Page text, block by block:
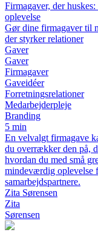
Firmagaver, der
oplevelse
Gør dine firmagaver til
der styrker relationer
Gaver
Gaver
Firmagaver
Gaveidéer
Forretningsrelationer
Medarbejderpleje
Branding
5 min
En velvalgt firmagave
du overrækker den på,
hvordan du med små
mindeværdig oplevelse
samarbejdspartnere.
Zita Sørensen
Zita
Sørensen